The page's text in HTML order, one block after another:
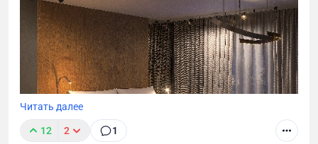
Читать далее
12 2 1